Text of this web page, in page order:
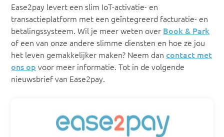
Ease2pay levert een slim IoT-activatie- en
transactieplatform met een geïntegreerd facturatie- en
betalingssysteem. Wil je meer weten over Book & Park
of een van onze andere slimme diensten en hoe ze jou
het leven gemakkelijker maken? Neem dancontact met
ons op voor meer informatie. Tot in de volgende
nieuwsbrief van Ease2pay.